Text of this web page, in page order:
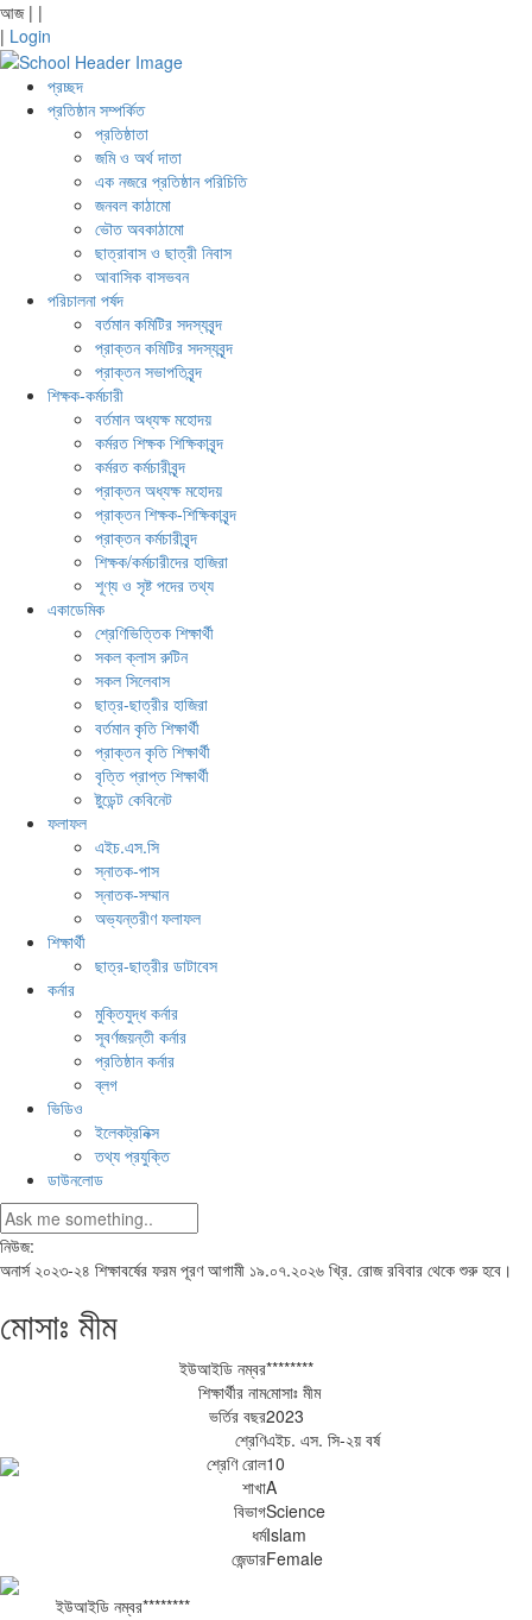
আজ | |
| Login
প্রচ্ছদ
প্রতিষ্ঠান সম্পর্কিত
প্রতিষ্ঠাতা
জমি ও অর্থ দাতা
এক নজরে প্রতিষ্ঠান পরিচিতি
জনবল কাঠামো
ভৌত অবকাঠামো
ছাত্রাবাস ও ছাত্রী নিবাস
আবাসিক বাসভবন
পরিচালনা পর্ষদ
বর্তমান কমিটির সদস্যবৃন্দ
প্রাক্তন কমিটির সদস্যবৃন্দ
প্রাক্তন সভাপতিবৃন্দ
শিক্ষক-কর্মচারী
বর্তমান অধ্যক্ষ মহোদয়
কর্মরত শিক্ষক শিক্ষিকাবৃন্দ
কর্মরত কর্মচারীবৃন্দ
প্রাক্তন অধ্যক্ষ মহোদয়
প্রাক্তন শিক্ষক-শিক্ষিকাবৃন্দ
প্রাক্তন কর্মচারীবৃন্দ
শিক্ষক/কর্মচারীদের হাজিরা
শূণ্য ও সৃষ্ট পদের তথ্য
একাডেমিক
শ্রেণিভিত্তিক শিক্ষার্থী
সকল ক্লাস রুটিন
সকল সিলেবাস
ছাত্র-ছাত্রীর হাজিরা
বর্তমান কৃতি শিক্ষার্থী
প্রাক্তন কৃতি শিক্ষার্থী
বৃত্তি প্রাপ্ত শিক্ষার্থী
ষ্টুডেন্ট কেবিনেট
ফলাফল
এইচ.এস.সি
স্নাতক-পাস
স্নাতক-সম্মান
অভ্যন্তরীণ ফলাফল
শিক্ষার্থী
ছাত্র-ছাত্রীর ডাটাবেস
কর্নার
মুক্তিযুদ্ধ কর্নার
সূবর্ণজয়ন্তী কর্নার
প্রতিষ্ঠান কর্নার
ব্লগ
ভিডিও
ইলেকট্রনিক্স
তথ্য প্রযুক্তি
ডাউনলোড
নিউজ:
অনার্স ২০২৩-২৪ শিক্ষাবর্ষের ফরম পূরণ আগামী ১৯.০৭.২০২৬ খ্রি. রোজ রবিবার থেকে শুরু হবে।
মোসাঃ মীম
ইউআইডি নম্বর********
শিক্ষার্থীর নামমোসাঃ মীম
ভর্তির বছর2023
শ্রেণিএইচ. এস. সি-২য় বর্ষ
শ্রেণি রোল10
শাখাA
বিভাগScience
ধর্মIslam
জেন্ডারFemale
ইউআইডি নম্বর********